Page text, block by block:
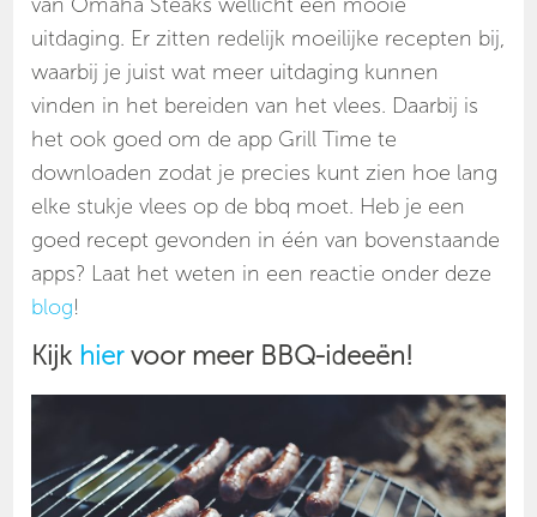
uitdaging. Er zitten redelijk moeilijke recepten bij,
waarbij je juist wat meer uitdaging kunnen
vinden in het bereiden van het vlees. Daarbij is
het ook goed om de app Grill Time te
downloaden zodat je precies kunt zien hoe lang
elke stukje vlees op de bbq moet. Heb je een
goed recept gevonden in één van bovenstaande
apps? Laat het weten in een reactie onder deze
blog!
Kijk hiervoor meer BBQ-ideeën!